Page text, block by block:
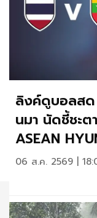
ลิงค์ดูบอลส
นมา นัดชี้ชะ
ASEAN
06 ส.ค. 2569 |